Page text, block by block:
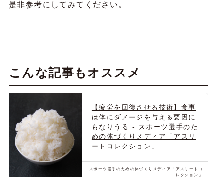
是非参考にしてみてください。
こんな記事もオススメ
【疲労を回復させる技術】食事
は体にダメージを与える要因に
もなりうる - スポーツ選手のた
めの体づくりメディア「アスリ
ートコレクション」
スポーツ選手のための体づくりメディア「アスリートコ
レクション」